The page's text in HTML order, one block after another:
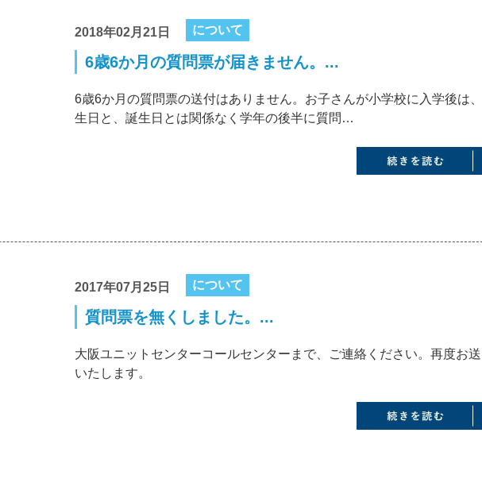
2018年02月21日 について
6歳6か月の質問票が届きません。...
6歳6か月の質問票の送付はありません。お子さんが小学校に入学後は
生日と、誕生日とは関係なく学年の後半に質問…
2017年07月25日 について
質問票を無くしました。...
大阪ユニットセンターコールセンターまで、ご連絡ください。再度お
いたします。